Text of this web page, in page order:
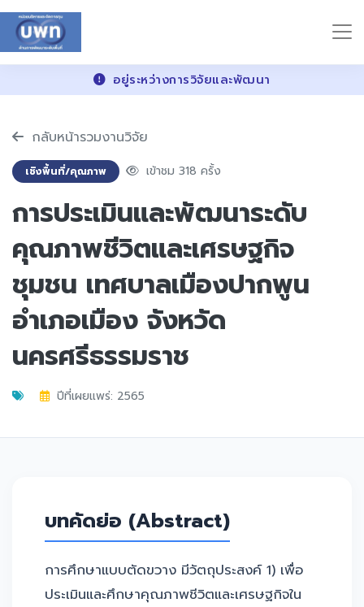
อยู่ระหว่างการวิจัยและพัฒนา
กลับหน้ารวมงานวิจัย
เชิงพื้นที่/คุณภาพ เข้าชม 318 ครั้ง
การประเมินและพัฒนาระดับ
คุณภาพชีวิตและเศรษฐกิจ
ชุมชน เทศบาลเมืองปากพูน
อำเภอเมือง จังหวัด
นครศรีธรรมราช
ปีที่เผยแพร่: 2565
บทคัดย่อ (Abstract)
การศึกษาแบบตัดขวาง มีวัตถุประสงค์ 1) เพื่อ
ประเมินและศึกษาคุณภาพชีวิตและเศรษฐกิจใน